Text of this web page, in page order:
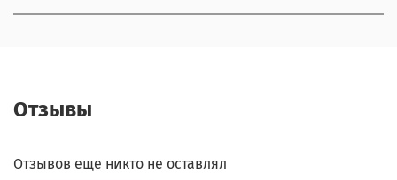
Отзывы
Отзывов еще никто не оставлял